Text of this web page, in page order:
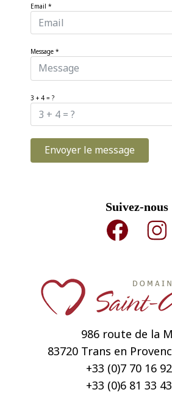
Email *
Message *
3 + 4 = ?
Envoyer le message
Suivez-nous
986 route de la
83720 Trans en
+33 (0)7 70 16
+33 (0)6 81 33